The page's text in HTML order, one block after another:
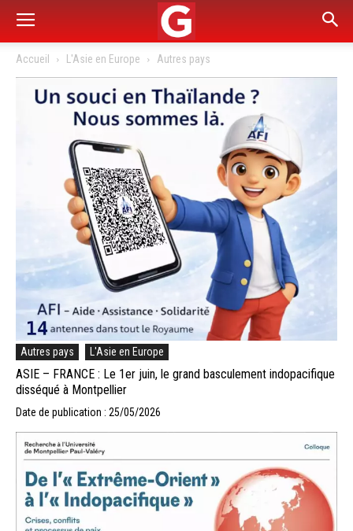
Accueil L'Asie en Europe Autres pays
Autres pays L'Asie en Europe
ASIE – FRANCE : Le 1er juin, le grand basculement indopacifique
disséqué à Montpellier
Date de publication : 25/05/2026